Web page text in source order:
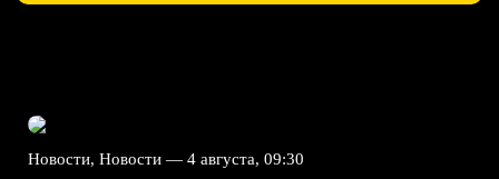
Новости, Новости — 4 августа, 09:30